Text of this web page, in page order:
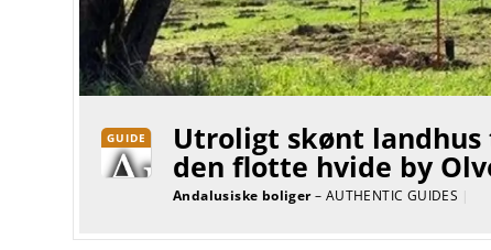
GUIDE Utroligt skønt
den flotte hvide by
Andalusiske boliger– AUTHENTIC GUIDES |